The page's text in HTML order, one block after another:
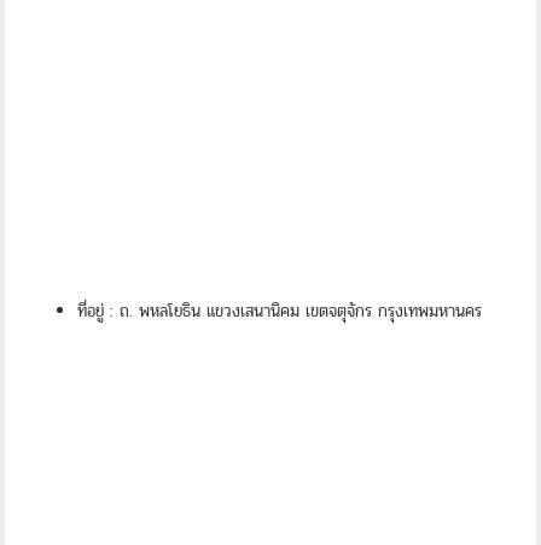
ที่อยู่ : ถ. พหลโยธิน แขวงเสนานิคม เขตจตุจักร กรุงเทพมหานคร